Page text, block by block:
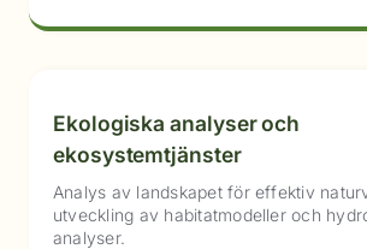
Ekologiska analyser och
ekosystemtjänster
Analys av landskapet för effektiv
utveckling av habitatmodeller och
analyser.